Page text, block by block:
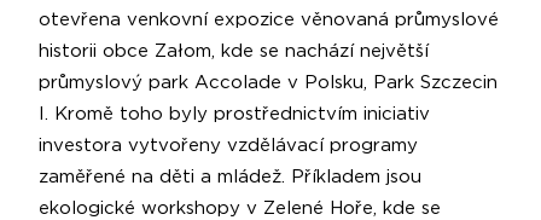
otevřena venkovní expozice věnovaná průmyslové
historii obce Załom, kde se nachází největší
průmyslový park Accolade v Polsku, Park Szczecin
I. Kromě toho byly prostřednictvím iniciativ
investora vytvořeny vzdělávací programy
zaměřené na děti a mládež. Příkladem jsou
ekologické workshopy v Zelené Hoře, kde se